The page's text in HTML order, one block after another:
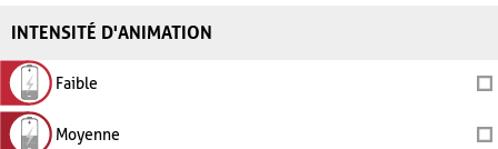
INTENSITÉ D'ANIMATION
Faible
Moyenne